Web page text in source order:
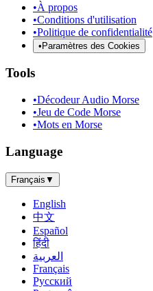
•À propos
•Conditions d'utilisation
•Politique de confidentialité
• Paramètres des Cookies
Tools
•Décodeur Audio Morse
•Jeu de Code Morse
•Mots en Morse
Language
Français ▼
English
中文
Español
हिंदी
العربية
Français
Русский